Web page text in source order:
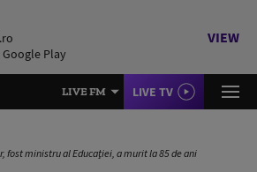
Google Play
VIEW
LIVE FM LIVE TV
fost ministru al Educaţiei, a murit la 85 de ani